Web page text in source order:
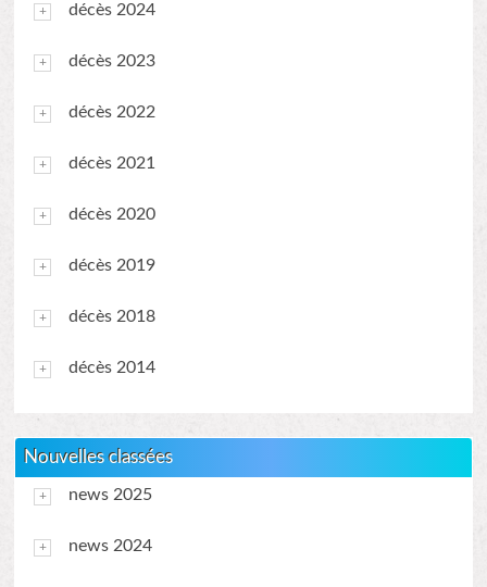
décès 2024
décès 2023
décès 2022
décès 2021
décès 2020
décès 2019
décès 2018
décès 2014
Nouvelles classées
news 2025
news 2024